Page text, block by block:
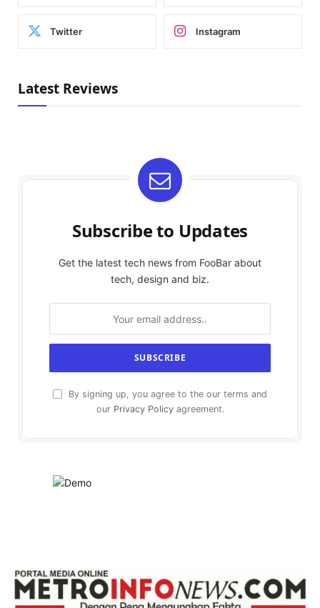
Twitter Instagram
Latest Reviews
Subscribe to Updates
Get the latest tech news from FooBar about
tech, design and biz.
By signing up, you agree to the our terms and
our Privacy Policyagreement.